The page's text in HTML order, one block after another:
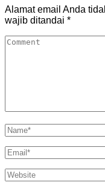
Alamat email Anda
wajib ditandai *